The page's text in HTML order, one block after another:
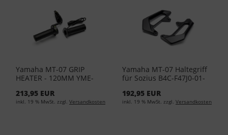
Yamaha MT-07 GRIP
HEATER - 120MM YME-
213,95 EUR
inkl. 19 % MwSt. zzgl. Versandkosten
Yamaha MT-07 Haltegriff
für Sozius B4C-F47J0-01-
192,95 EUR
inkl. 19 % MwSt. zzgl. Versandkosten